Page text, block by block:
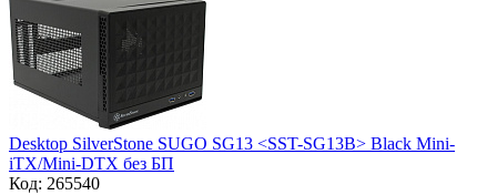
Desktop SilverStone SUGO SG13 <SST-SG13B> Black Mini-
iTX/Mini-DTX без БП
Код: 265540